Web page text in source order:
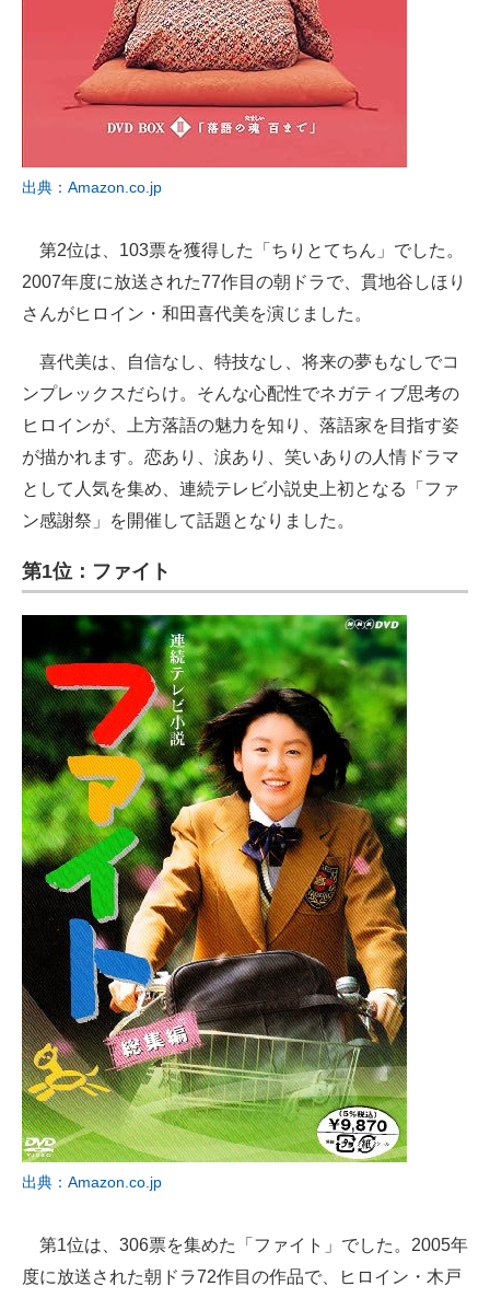
出典：Amazon.co.jp
第2位は、103票を獲得した「ちりとてちん」でした。
2007年度に放送された77作目の朝ドラで、貫地谷しほり
さんがヒロイン・和田喜代美を演じました。
喜代美は、自信なし、特技なし、将来の夢もなしでコ
ンプレックスだらけ。そんな心配性でネガティブ思考の
ヒロインが、上方落語の魅力を知り、落語家を目指す姿
が描かれます。恋あり、涙あり、笑いありの人情ドラマ
として人気を集め、連続テレビ小説史上初となる「ファ
ン感謝祭」を開催して話題となりました。
第1位：ファイト
出典：Amazon.co.jp
第1位は、306票を集めた「ファイト」でした。2005年
度に放送された朝ドラ72作目の作品で、ヒロイン・木戸